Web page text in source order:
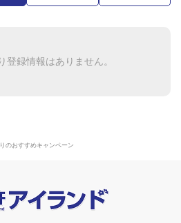
登録情報はありません。
のおすすめキャンペーン